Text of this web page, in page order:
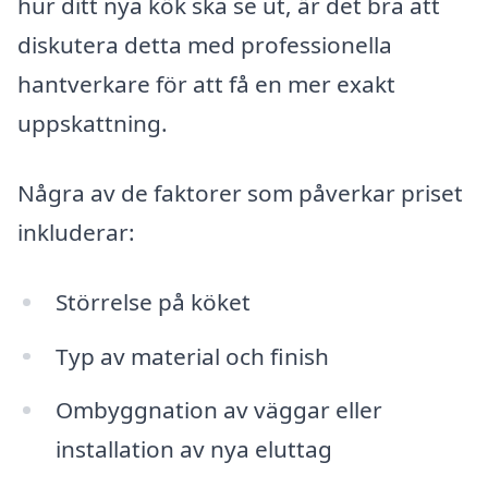
diskutera detta med professionella
hantverkare för att få en mer exakt
uppskattning.
Några av de faktorer som påverkar priset
inkluderar:
Störrelse på köket
Typ av material och finish
Ombyggnation av väggar eller
installation av nya eluttag